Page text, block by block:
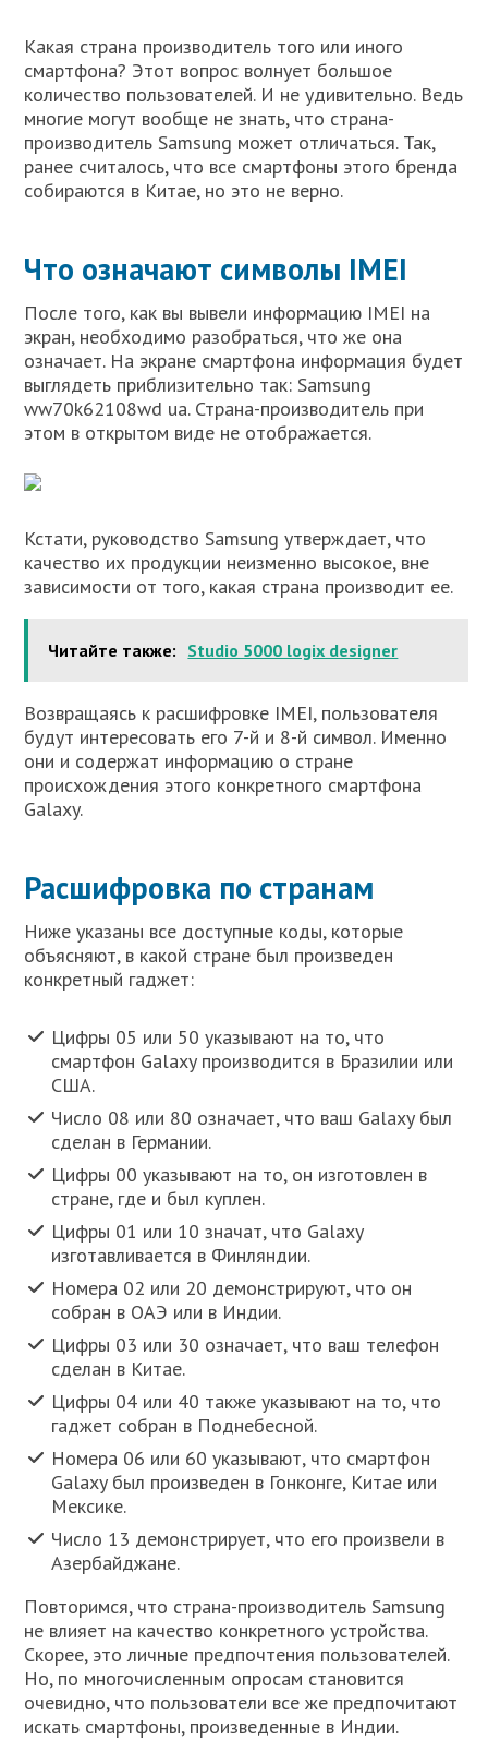
Какая страна производитель того или иного
смартфона? Этот вопрос волнует большое
количество пользователей. И не удивительно. Ведь
многие могут вообще не знать, что страна-
производитель Samsung может отличаться. Так,
ранее считалось, что все смартфоны этого бренда
собираются в Китае, но это не верно.
Что означают символы IMEI
После того, как вы вывели информацию IMEI на
экран, необходимо разобраться, что же она
означает. На экране смартфона информация будет
выглядеть приблизительно так: Samsung
ww70k62108wd ua. Страна-производитель при
этом в открытом виде не отображается.
Кстати, руководство Samsung утверждает, что
качество их продукции неизменно высокое, вне
зависимости от того, какая страна производит ее.
Читайте также: Studio 5000 logix designer
Возвращаясь к расшифровке IMEI, пользователя
будут интересовать его 7-й и 8-й символ. Именно
они и содержат информацию о стране
происхождения этого конкретного смартфона
Galaxy.
Расшифровка по странам
Ниже указаны все доступные коды, которые
объясняют, в какой стране был произведен
конкретный гаджет:
Цифры 05 или 50 указывают на то, что
смартфон Galaxy производится в Бразилии или
США.
Число 08 или 80 означает, что ваш Galaxy был
сделан в Германии.
Цифры 00 указывают на то, он изготовлен в
стране, где и был куплен.
Цифры 01 или 10 значат, что Galaxy
изготавливается в Финляндии.
Номера 02 или 20 демонстрируют, что он
собран в ОАЭ или в Индии.
Цифры 03 или 30 означает, что ваш телефон
сделан в Китае.
Цифры 04 или 40 также указывают на то, что
гаджет собран в Поднебесной.
Номера 06 или 60 указывают, что смартфон
Galaxy был произведен в Гонконге, Китае или
Мексике.
Число 13 демонстрирует, что его произвели в
Азербайджане.
Повторимся, что страна-производитель Samsung
не влияет на качество конкретного устройства.
Скорее, это личные предпочтения пользователей.
Но, по многочисленным опросам становится
очевидно, что пользователи все же предпочитают
искать смартфоны, произведенные в Индии.